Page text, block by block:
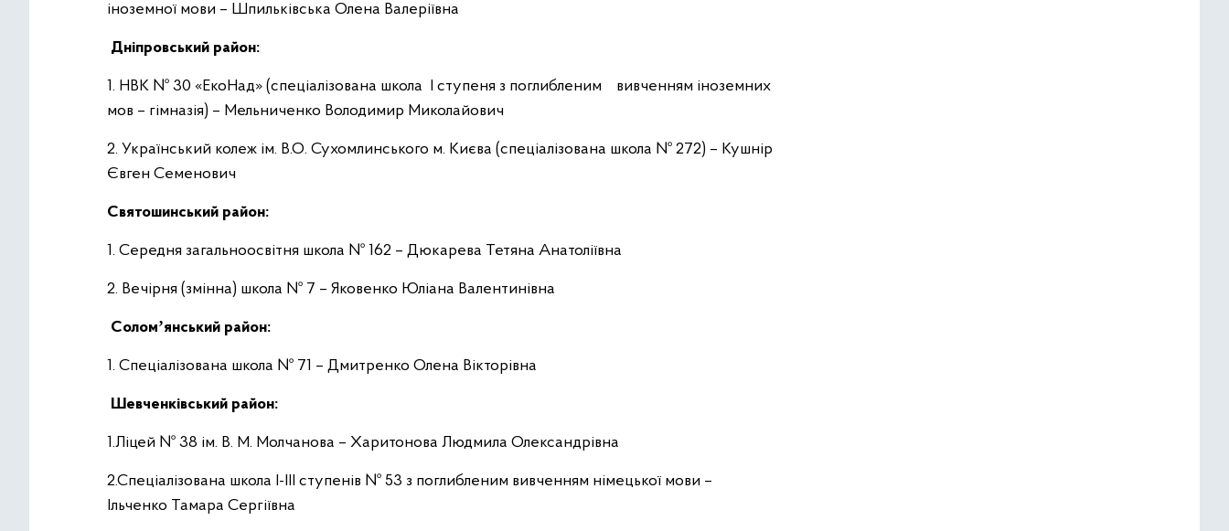
іноземної мови – Шпильківська Олена Валеріївна
Дніпровський район:
1. НВК № 30 «ЕкоНад» (спеціалізована школа І ступеня з поглибленим вивченням іноземних
мов – гімназія) – Мельниченко Володимир Миколайович
2. Український колеж ім. В.О. Сухомлинського м. Києва (спеціалізована школа № 272) – Кушнір
Євген Семенович
Святошинський район:
1. Середня загальноосвітня школа № 162 – Дюкарева Тетяна Анатоліївна
2. Вечірня (змінна) школа № 7 – Яковенко Юліана Валентинівна
Соломʼянський район:
1. Спеціалізована школа № 71 – Дмитренко Олена Вікторівна
Шевченківський район:
1.Ліцей № 38 ім. В. М. Молчанова – Харитонова Людмила Олександрівна
2.Спеціалізована школа І-ІІІ ступенів № 53 з поглибленим вивченням німецької мови –
Ільченко Тамара Сергіївна